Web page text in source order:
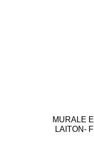
MURALE
LAITON-